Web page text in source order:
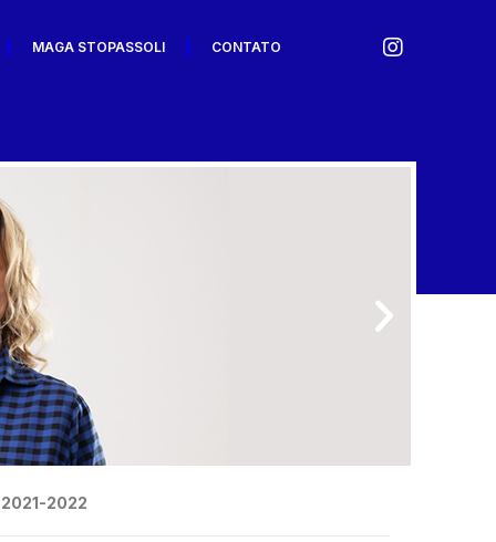
MAGA STOPASSOLI CONTATO
2021-2022